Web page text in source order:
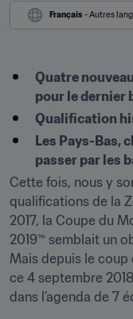
Français - Autres
Quatre
pour le dernier
Qualification
Les Pays-Bas,
passer par les
Cette fois, nous y
qualifications de la
2017, la Coupe du
2019™ semblait un
Mais depuis le coup
ce 4 septembre
dans l’agenda de 7